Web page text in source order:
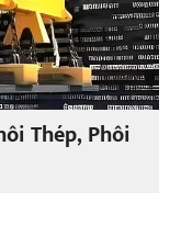
Thép, Phôi